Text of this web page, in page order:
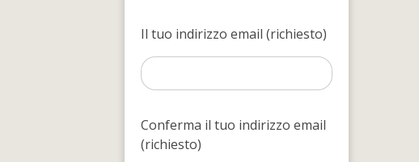
Il tuo indirizzo email (richiesto)
Conferma il tuo indirizzo email
(richiesto)